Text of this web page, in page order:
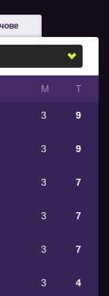
М Т
3 9
3 9
3 7
3 7
3 7
3 4